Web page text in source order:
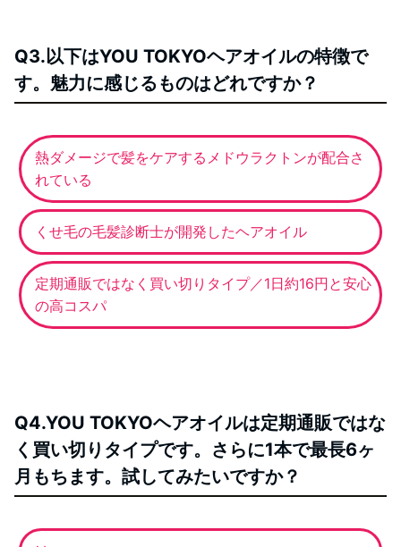
Q3.以下はYOU TOKYOヘアオイルの特徴で
す。魅力に感じるものはどれですか？
熱ダメージで髪をケアするメドウラクトンが配合さ
れている
くせ毛の毛髪診断士が開発したヘアオイル
定期通販ではなく買い切りタイプ／1日約16円と安心
の高コスパ
Q4.YOU TOKYOヘアオイルは定期通販ではな
く買い切りタイプです。さらに1本で最長6ヶ
月もちます。試してみたいですか？